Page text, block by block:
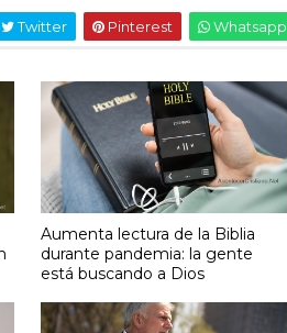
Twitter Pinterest Whatsapp
Aumenta lectura de la Biblia
durante pandemia: la gente
está buscando a Dios